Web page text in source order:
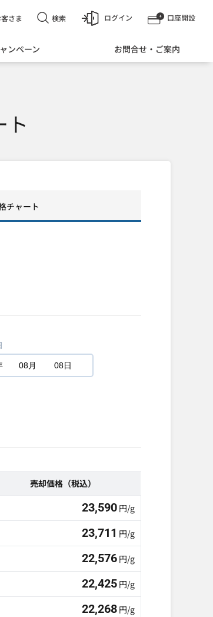
口座開設
ログイン
ンペーン お問合せ・ご案内
さま 検索
チャート
08月 08日
売却価格（税込）
23,590 円/g
23,711 円/g
22,576 円/g
22,425 円/g
22,268 円/g